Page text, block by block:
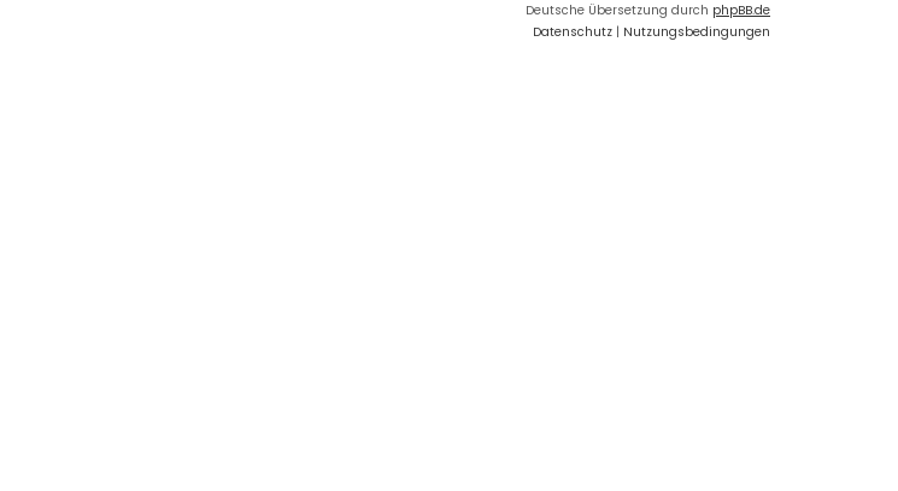
Deutsche Übersetzung durch phpBB.de
Datenschutz | Nutzungsbedingungen